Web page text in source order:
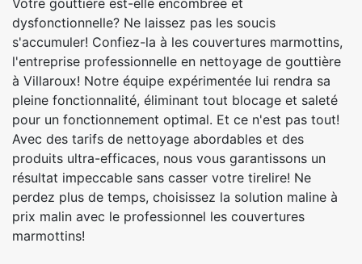
Votre gouttière est-elle encombrée et
dysfonctionnelle? Ne laissez pas les soucis
s'accumuler! Confiez-la à les couvertures marmottins,
l'entreprise professionnelle en nettoyage de gouttière
à Villaroux! Notre équipe expérimentée lui rendra sa
pleine fonctionnalité, éliminant tout blocage et saleté
pour un fonctionnement optimal. Et ce n'est pas tout!
Avec des tarifs de nettoyage abordables et des
produits ultra-efficaces, nous vous garantissons un
résultat impeccable sans casser votre tirelire! Ne
perdez plus de temps, choisissez la solution maline à
prix malin avec le professionnel les couvertures
marmottins!